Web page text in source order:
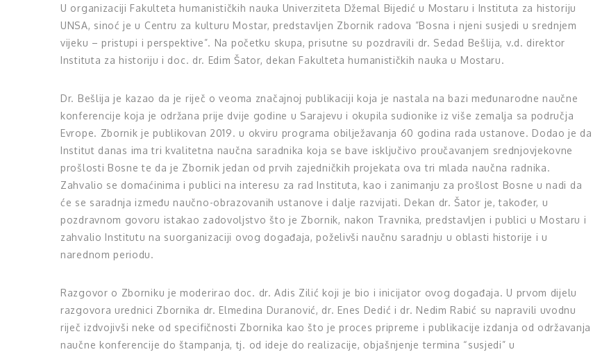
U organizaciji Fakulteta humanističkih nauka Univerziteta Džemal Bijedić u Mostaru i Instituta za historiju
UNSA, sinoć je u Centru za kulturu Mostar, predstavljen Zbornik radova ”Bosna i njeni susjedi u srednjem
vijeku – pristupi i perspektive”. Na početku skupa, prisutne su pozdravili dr. Sedad Bešlija, v.d. direktor
Instituta za historiju i doc. dr. Edim Šator, dekan Fakulteta humanističkih nauka u Mostaru.
Dr. Bešlija je kazao da je riječ o veoma značajnoj publikaciji koja je nastala na bazi međunarodne naučne
konferencije koja je održana prije dvije godine u Sarajevu i okupila sudionike iz više zemalja sa područja
Evrope. Zbornik je publikovan 2019. u okviru programa obilježavanja 60 godina rada ustanove. Dodao je da
Institut danas ima tri kvalitetna naučna saradnika koja se bave isključivo proučavanjem srednjovjekovne
prošlosti Bosne te da je Zbornik jedan od prvih zajedničkih projekata ova tri mlada naučna radnika.
Zahvalio se domaćinima i publici na interesu za rad Instituta, kao i zanimanju za prošlost Bosne u nadi da
će se saradnja između naučno-obrazovanih ustanove i dalje razvijati. Dekan dr. Šator je, također, u
pozdravnom govoru istakao zadovoljstvo što je Zbornik, nakon Travnika, predstavljen i publici u Mostaru i
zahvalio Institutu na suorganizaciji ovog događaja, poželivši naučnu saradnju u oblasti historije i u
narednom periodu.
Razgovor o Zborniku je moderirao doc. dr. Adis Zilić koji je bio i inicijator ovog događaja. U prvom dijelu
razgovora urednici Zbornika dr. Elmedina Duranović, dr. Enes Dedić i dr. Nedim Rabić su napravili uvodnu
riječ izdvojivši neke od specifičnosti Zbornika kao što je proces pripreme i publikacije izdanja od održavanja
naučne konferencije do štampanja, tj. od ideje do realizacije, objašnjenje termina “susjedi” u